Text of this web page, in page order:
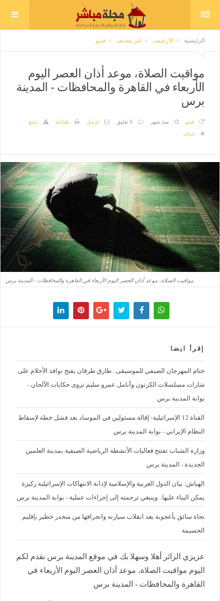
الرئيسية الارشيف غير مصنف فيتو
مواقيت الصلاة، موعد أذان العصر اليوم
الأربعاء في القاهرة والمحافظات - المدينة
برس
فيتو منذ شهر 0 تعليق ارسل طباعة
تبليغ
حذف
مواقيت الصلاة، موعد أذان العصر اليوم الأربعاء في القاهرة والمحافظات - المدينة برس
إقرأ ايضا
ختام المهرجان الصيفي للموسيقى.. طارق طرقان يفتح نوافذ الأحلام على
شارات مسلسلات الكرتون وأنامل عمرو سليم تروى حكايات الألحان -
بوابة المدينة برس
القناة 12 الإسرائيلية: إقالة مسئولين في الموساد بعد فشل خطة لإسقاط
النظام الإيراني - بوابة المدينة برس
وزارة الشباب تفتتح فعاليات الأنشطة الرياضية الصيفية بمدينة العلمين
الجديدة - المدينة برس
الهباش: بيان الدول العربية والإسلامية لإدانة الانتهاكات الإسرائيلية ركيزة
يمكن البناء عليها.. وينبغي ترجمته إلى إجراءات عملية - بوابة المدينة برس
نجاة سائق بأعجوبة بعد انقلاب سيارته وانجرافها من منحدر خطير بإقليم
الحسيمة
عزيزي الزائر أهلا وسهلا بك في موقع المدينة برس نقدم لكم
اليوم مواقيت الصلاة، موعد أذان العصر اليوم الأربعاء في
القاهرة والمحافظات - المدينة برس